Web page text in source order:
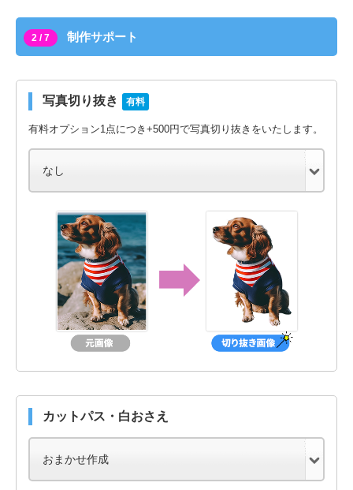
2 / 7 制作サポート
写真切り抜き 有料
有料オプション1点につき+500円で写真切り抜きをいたします。
カットパス・白おさえ